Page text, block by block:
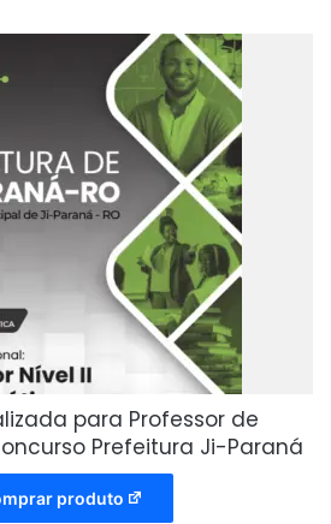
para Professor de
Prefeitura Ji-Paraná
produto